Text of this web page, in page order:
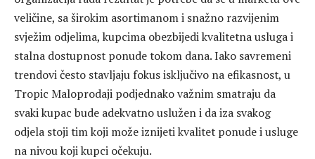
veličine, sa širokim asortimanom i snažno razvijenim
svježim odjelima, kupcima obezbijedi kvalitetna usluga i
stalna dostupnost ponude tokom dana. Iako savremeni
trendovi često stavljaju fokus isključivo na efikasnost, u
Tropic Maloprodaji podjednako važnim smatraju da
svaki kupac bude adekvatno uslužen i da iza svakog
odjela stoji tim koji može iznijeti kvalitet ponude i usluge
na nivou koji kupci očekuju.